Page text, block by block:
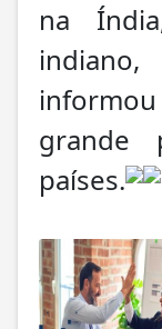
na
grande
países.